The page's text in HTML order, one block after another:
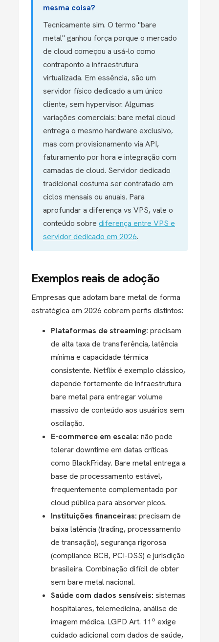
mesma coisa?
Tecnicamente sim. O termo "bare
metal" ganhou força porque o mercado
de cloud começou a usá-lo como
contraponto a infraestrutura
virtualizada. Em essência, são um
servidor físico dedicado a um único
cliente, sem hypervisor. Algumas
variações comerciais: bare metal cloud
entrega o mesmo hardware exclusivo,
mas com provisionamento via API,
faturamento por hora e integração com
camadas de cloud. Servidor dedicado
tradicional costuma ser contratado em
ciclos mensais ou anuais. Para
aprofundar a diferença vs VPS, vale o
conteúdo sobre diferença entre VPS e
servidor dedicado em 2026.
Exemplos reais de adoção
Empresas que adotam bare metal de forma
estratégica em 2026 cobrem perfis distintos:
Plataformas de streaming: precisam
de alta taxa de transferência, latência
mínima e capacidade térmica
consistente. Netflix é exemplo clássico,
depende fortemente de infraestrutura
bare metal para entregar volume
massivo de conteúdo aos usuários sem
oscilação.
E-commerce em escala: não pode
tolerar downtime em datas críticas
como BlackFriday. Bare metal entrega a
base de processamento estável,
frequentemente complementado por
cloud pública para absorver picos.
Instituições financeiras: precisam de
baixa latência (trading, processamento
de transação), segurança rigorosa
(compliance BCB, PCI-DSS) e jurisdição
brasileira. Combinação difícil de obter
sem bare metal nacional.
Saúde com dados sensíveis: sistemas
hospitalares, telemedicina, análise de
imagem médica. LGPD Art. 11º exige
cuidado adicional com dados de saúde,